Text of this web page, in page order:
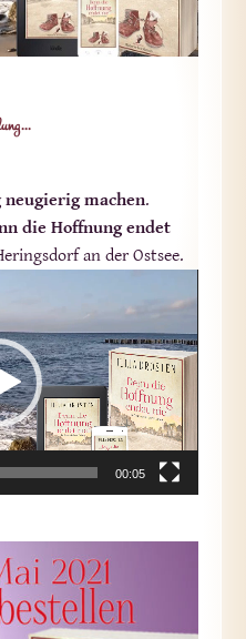
machen.
die Hoffnung endet
an der Ostsee.
00:05